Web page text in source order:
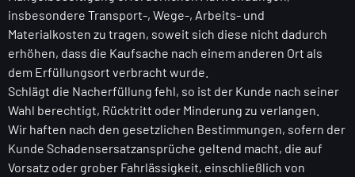
insbesondere Transport-, Wege-, Arbeits- und
Materialkosten zu tragen, soweit sich diese nicht dadurch
erhöhen, dass die Kaufsache nach einem anderen Ort als
dem Erfüllungsort verbracht wurde.
Schlägt die Nacherfüllung fehl, so ist der Kunde nach seiner
Wahl berechtigt, Rücktritt oder Minderung zu verlangen.
Wir haften nach den gesetzlichen Bestimmungen, sofern der
Kunde Schadensersatzansprüche geltend macht, die auf
Vorsatz oder grober Fahrlässigkeit, einschließlich von